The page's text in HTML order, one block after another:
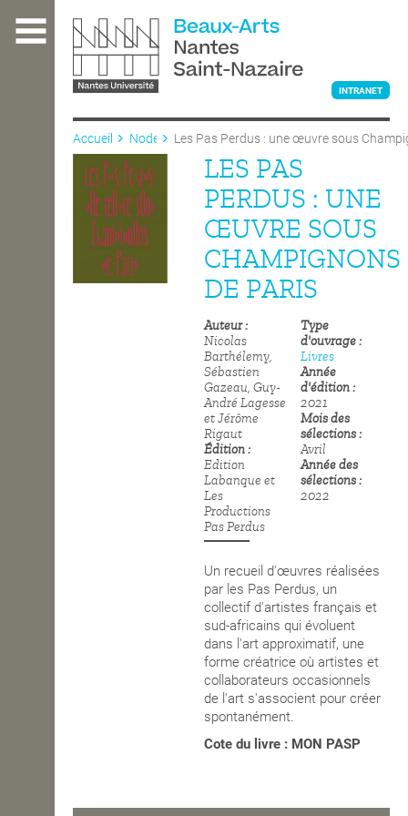
contenu
L'ÉCOLE
ENSEIGNEMENT
INTRANET
Accueil Node
Les Pas Perdus : une œuvre sous
LES PAS
PERDUS : UNE
ŒUVRE SOUS
CHAMPIGNONS
DE PARIS
Auteur
Nicolas
Barthélemy,
Sébastien
Gazeau, Guy-
André Lagesse
et Jérôme
Rigaut
Édition
Edition
Labanque et
Les
Productions
Pas Perdus
Type
d'ouvrage
Livres
Année
d'édition
2021
Mois des
sélections
Avril
Année des
sélections
2022
Un recueil d'œuvres réalisées
par les Pas Perdus, un
collectif d'artistes français et
sud-africains qui évoluent
dans l'art approximatif, une
forme créatrice où artistes et
collaborateurs occasionnels
de l'art s'associent pour créer
spontanément.
Cote du livre : MON PASP